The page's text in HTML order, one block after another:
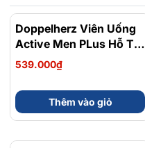
Doppelherz Viên Uống
Active Men PLus Hỗ Trợ
Tăng Cường Sức Khỏe
Sinh Lý Nam Hộp 30
Viên
539.000₫
Thêm vào giỏ